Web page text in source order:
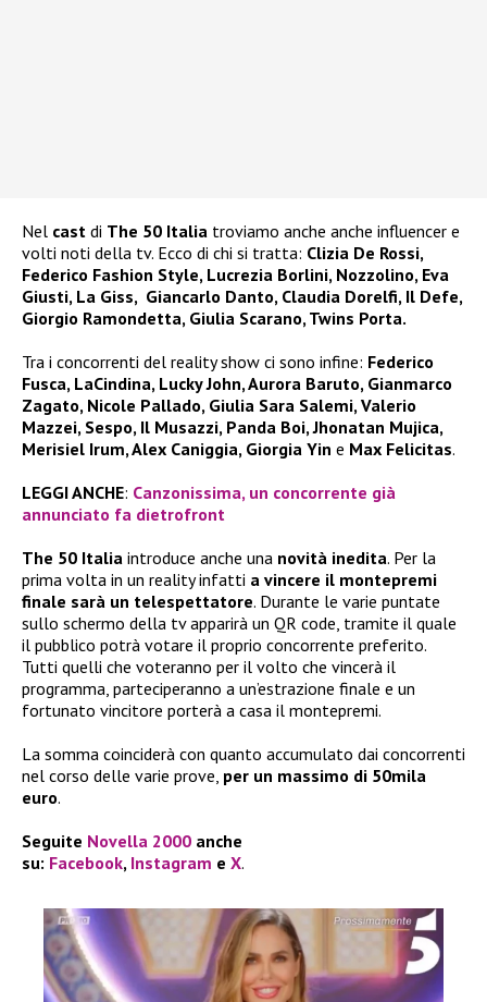
Nel cast di The 50 Italia troviamo anche anche influencer e
volti noti della tv. Ecco di chi si tratta: Clizia De Rossi,
Federico Fashion Style, Lucrezia Borlini, Nozzolino, Eva
Giusti, La Giss, Giancarlo Danto, Claudia Dorelfi, Il Defe,
Giorgio Ramondetta, Giulia Scarano, Twins Porta.
Tra i concorrenti del reality show ci sono infine: Federico
Fusca, LaCindina, Lucky John, Aurora Baruto, Gianmarco
Zagato, Nicole Pallado, Giulia Sara Salemi, Valerio
Mazzei, Sespo, Il Musazzi, Panda Boi, Jhonatan Mujica,
Merisiel Irum, Alex Caniggia, Giorgia Yin e Max Felicitas.
LEGGI ANCHE: Canzonissima, un concorrente già
annunciato fa dietrofront
The 50 Italia introduce anche una novità inedita. Per la
prima volta in un reality infatti a vincere il montepremi
finale sarà un telespettatore. Durante le varie puntate
sullo schermo della tv apparirà un QR code, tramite il quale
il pubblico potrà votare il proprio concorrente preferito.
Tutti quelli che voteranno per il volto che vincerà il
programma, parteciperanno a un’estrazione finale e un
fortunato vincitore porterà a casa il montepremi.
La somma coinciderà con quanto accumulato dai concorrenti
nel corso delle varie prove, per un massimo di 50mila
euro.
Seguite Novella 2000 anche
su: Facebook, Instagram e X.